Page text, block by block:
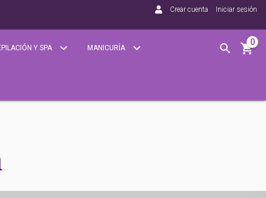
Crear cuenta Iniciar sesión
Y SPA MANICURÍA
0